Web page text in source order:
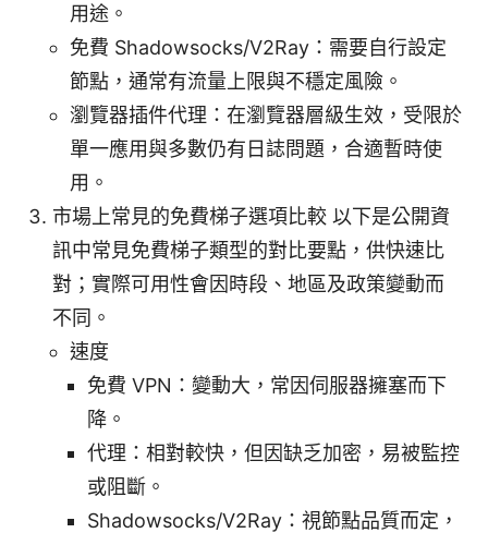
用途。
免費 Shadowsocks/V2Ray：需要自行設定
節點，通常有流量上限與不穩定風險。
瀏覽器插件代理：在瀏覽器層級生效，受限於
單一應用與多數仍有日誌問題，合適暫時使
用。
市場上常見的免費梯子選項比較 以下是公開資
訊中常見免費梯子類型的對比要點，供快速比
對；實際可用性會因時段、地區及政策變動而
不同。
速度
免費 VPN：變動大，常因伺服器擁塞而下
降。
代理：相對較快，但因缺乏加密，易被監控
或阻斷。
Shadowsocks/V2Ray：視節點品質而定，